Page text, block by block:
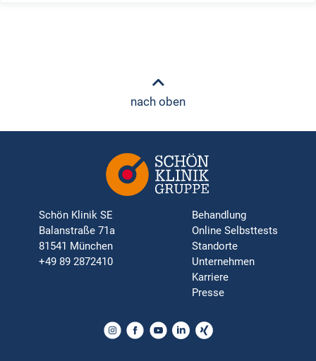
nach oben
Schön Klinik SE
Balanstraße 71a
81541 München
+49 89 2872410
Behandlung
Online Selbsttests
Standorte
Unternehmen
Karriere
Presse